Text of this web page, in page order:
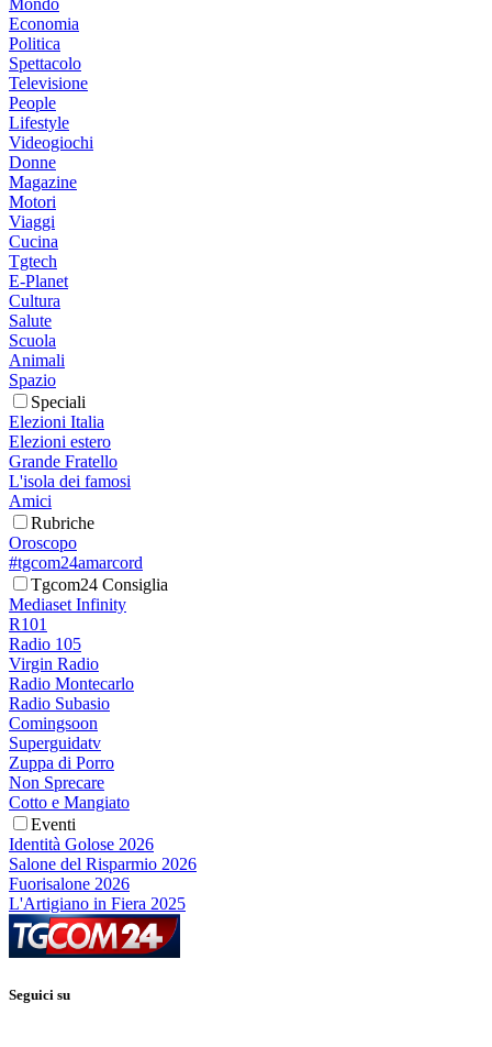
Mondo
Economia
Politica
Spettacolo
Televisione
People
Lifestyle
Videogiochi
Donne
Magazine
Motori
Viaggi
Cucina
Tgtech
E-Planet
Cultura
Salute
Scuola
Animali
Spazio
Speciali
Elezioni Italia
Elezioni estero
Grande Fratello
L'isola dei famosi
Amici
Rubriche
Oroscopo
#tgcom24amarcord
Tgcom24 Consiglia
Mediaset Infinity
R101
Radio 105
Virgin Radio
Radio Montecarlo
Radio Subasio
Comingsoon
Superguidatv
Zuppa di Porro
Non Sprecare
Cotto e Mangiato
Eventi
Identità Golose 2026
Salone del Risparmio 2026
Fuorisalone 2026
L'Artigiano in Fiera 2025
Seguici su